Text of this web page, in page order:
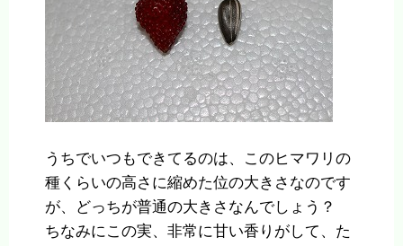
うちでいつもできてるのは、このヒマワリの
種くらいの高さに縮めた位の大きさなのです
が、どっちが普通の大きさなんでしょう？
ちなみにこの実、非常に甘い香りがして、た